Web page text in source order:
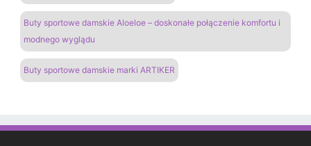
Buty sportowe damskie Aloeloe – doskonałe połączenie komfortu i
modnego wyglądu
Buty sportowe damskie marki ARTIKER